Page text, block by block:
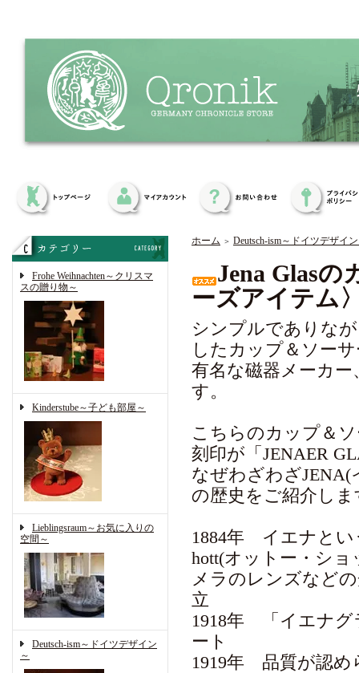
Frohe Weihnachten～クリスマ
スの贈り物～
Kinderstube～子ども部屋～
Lieblingsraum～お気に入りの
空間～
Deutsch-ism～ドイツデザイン
～
ホーム ＞ Deutsch-ism～ドイツデザイ
Jena Glasの
ーズアイテム
シンプルでありな
したカップ＆ソー
有名な磁器メーカー
す。
こちらのカップ＆
刻印が「JENAER
なぜわざわざ
の歴史をご紹介しま
1884年 イエナとい
hott(オットー・ショ
メラのレンズなど
立
1918年 「イエナグ
ート
1919年 品質が認め